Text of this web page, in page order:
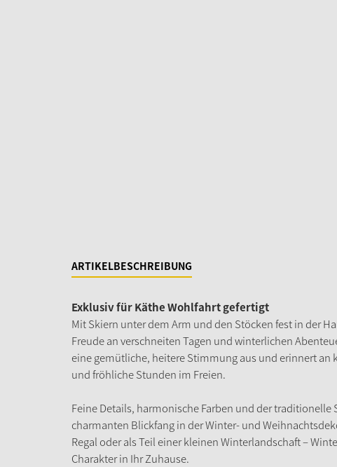
ARTIKELBESCHREIBUNG
Exklusiv für Käthe Wohlfahrt gefertigt
Mit Skiern unter dem Arm und den Stöcken fest in der
Freude an verschneiten Tagen und winterlichen
eine gemütliche, heitere Stimmung aus und erinnert an
und fröhliche Stunden im Freien.
Feine Details, harmonische Farben und der traditionelle
charmanten Blickfang in der Winter- und
Regal oder als Teil einer kleinen Winterlandschaft –
Charakter in Ihr Zuhause.